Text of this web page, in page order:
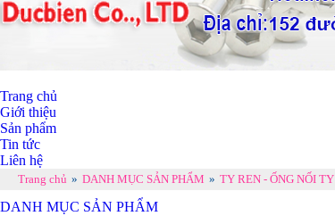
Trang chủ
Giới thiệu
Sản phẩm
Tin tức
Liên hệ
Trang chủ » DANH MỤC SẢN PHẨM » TY REN - ỐNG NỐI TY
DANH MỤC SẢN PHẨM